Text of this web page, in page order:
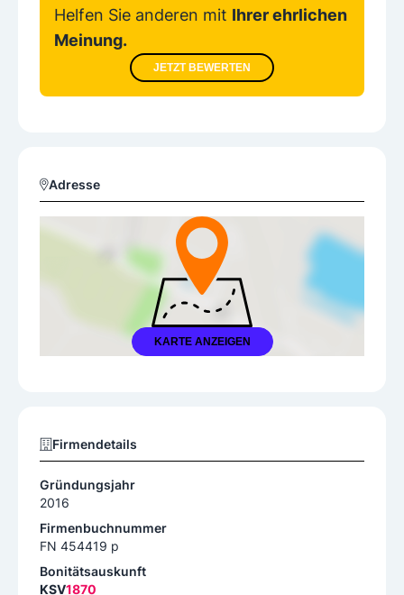
Helfen Sie anderen mit Ihrer ehrlichen
Meinung.
JETZT BEWERTEN
Adresse
KARTE ANZEIGEN
Firmendetails
Gründungsjahr
2016
Firmenbuchnummer
FN 454419 p
Bonitätsauskunft
KSV1870